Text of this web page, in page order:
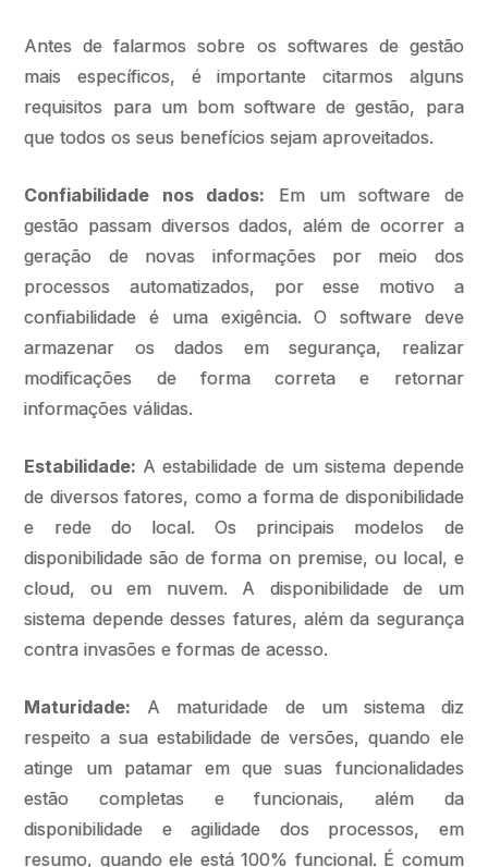
Antes de falarmos sobre os softwares de gestão
mais específicos, é importante citarmos alguns
requisitos para um bom software de gestão, para
que todos os seus benefícios sejam aproveitados.
Confiabilidade nos dados: Em um software de
gestão passam diversos dados, além de ocorrer a
geração de novas informações por meio dos
processos automatizados, por esse motivo a
confiabilidade é uma exigência. O software deve
armazenar os dados em segurança, realizar
modificações de forma correta e retornar
informações válidas.
Estabilidade: A estabilidade de um sistema depende
de diversos fatores, como a forma de disponibilidade
e rede do local. Os principais modelos de
disponibilidade são de forma on premise, ou local, e
cloud, ou em nuvem. A disponibilidade de um
sistema depende desses fatures, além da segurança
contra invasões e formas de acesso.
Maturidade: A maturidade de um sistema diz
respeito a sua estabilidade de versões, quando ele
atinge um patamar em que suas funcionalidades
estão completas e funcionais, além da
disponibilidade e agilidade dos processos, em
resumo, quando ele está 100% funcional. É comum